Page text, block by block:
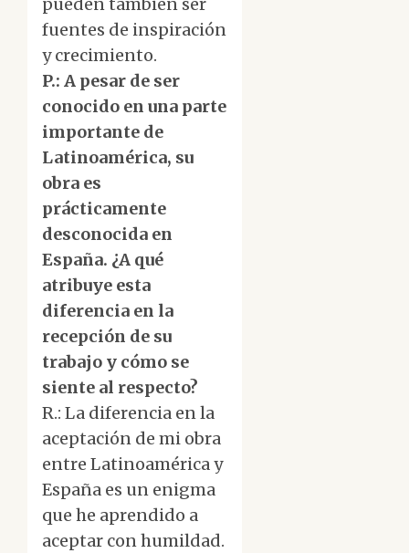
pueden también ser
fuentes de inspiración
y crecimiento.
P.: A pesar de ser
conocido en una parte
importante de
Latinoamérica, su
obra es
prácticamente
desconocida en
España. ¿A qué
atribuye esta
diferencia en la
recepción de su
trabajo y cómo se
siente al respecto?
R.: La diferencia en la
aceptación de mi obra
entre Latinoamérica y
España es un enigma
que he aprendido a
aceptar con humildad.